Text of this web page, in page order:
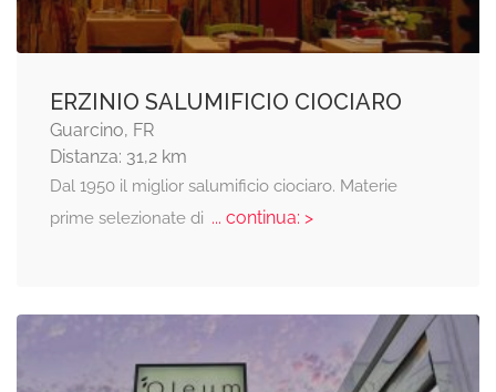
ERZINIO SALUMIFICIO CIOCIARO
Guarcino, FR
Distanza: 31,2 km
Dal 1950 il miglior salumificio ciociaro. Materie
prime selezionate di ... continua: >